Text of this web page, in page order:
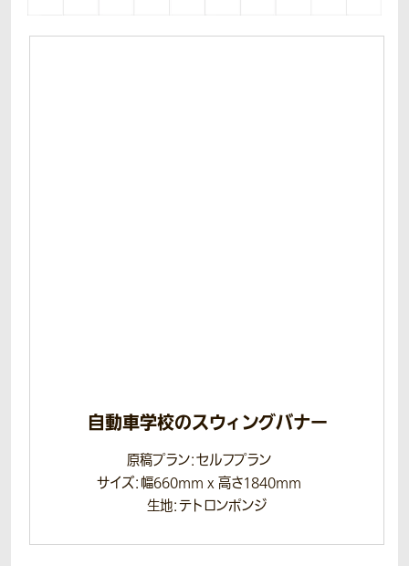
自動車学校のスウィングバナー
原稿プラン：セルフプラン
サイズ：幅660mm x 高さ1840mm
生地：テトロンポンジ